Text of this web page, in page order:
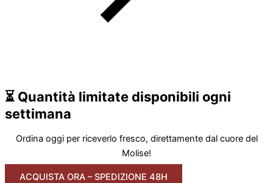
⏳ Quantità limitate disponibili ogni
settimana
Ordina oggi per riceverlo fresco, direttamente dal cuore del
Molise!
ACQUISTA ORA – SPEDIZIONE 48H